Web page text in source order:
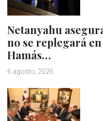
Netanyahu
no se replegará en
Hamás…
6 agosto, 2026